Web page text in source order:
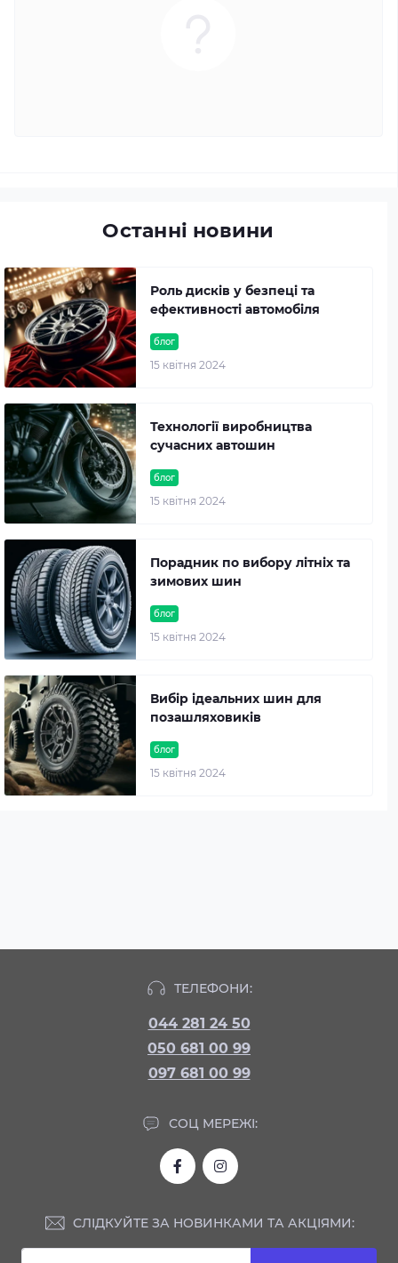
Останні новини
блог
15 квітня 2024
Роль дисків у безпеці та
ефективності автомобіля
блог
15 квітня 2024
Технології виробництва
сучасних автошин
блог
15 квітня 2024
Порадник по вибору літніх та
зимових шин
блог
15 квітня 2024
Вибір ідеальних шин для
позашляховиків
ТЕЛЕФОНИ:
044 281 24 50
050 681 00 99
097 681 00 99
СОЦ МЕРЕЖІ:
СЛІДКУЙТЕ ЗА НОВИНКАМИ ТА АКЦІЯМИ: